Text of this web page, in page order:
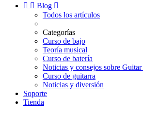
  Blog 
Todos los artículos
Categorías
Curso de bajo
Teoría musical
Curso de batería
Noticias y consejos sobre Guitar
Curso de guitarra
Noticias y diversión
Soporte
Tienda